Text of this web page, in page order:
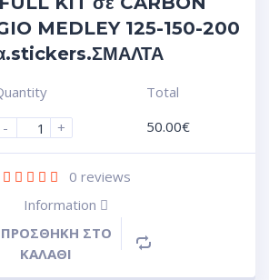
MEDLEY 125-150-200
-
+
Total
50.00€
0 reviews
Information
ΠΡΟΣΘΉΚΗ ΣΤΟ
ΚΑΛΆΘΙ